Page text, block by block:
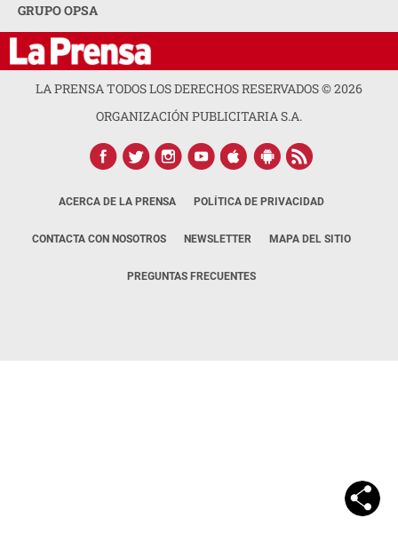
GRUPO OPSA
LA PRENSA TODOS LOS DERECHOS RESERVADOS ©2026
ORGANIZACIÓN PUBLICITARIA S.A.
ACERCA DE LA PRENSA POLÍTICA DE PRIVACIDAD
CONTACTA CON NOSOTROS NEWSLETTER MAPA DEL SITIO
PREGUNTAS FRECUENTES